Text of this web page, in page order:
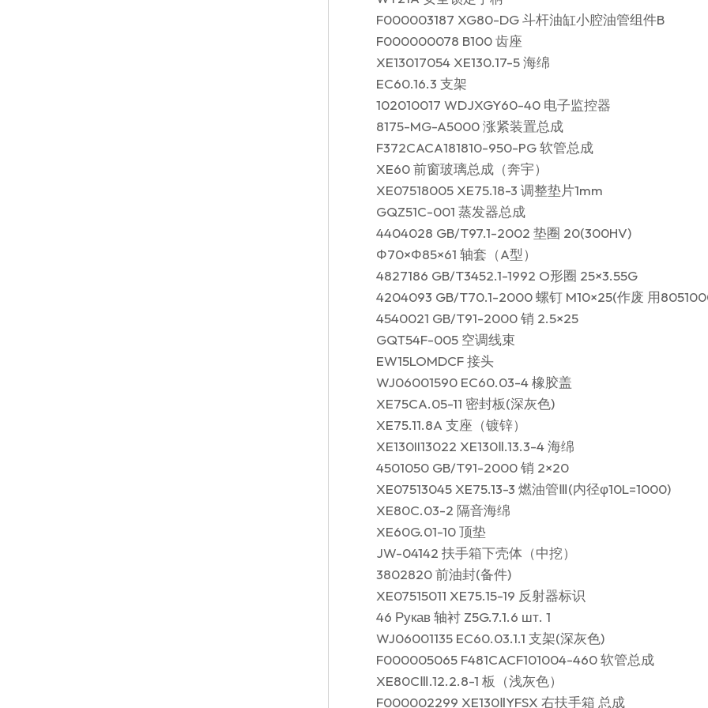
F000003187 XG80-DG 斗杆油缸小腔油管组件B
F000000078 B100 齿座
XE13017054 XE130.17-5 海绵
EC60.16.3 支架
102010017 WDJXGY60-40 电子监控器
8175-MG-A5000 涨紧装置总成
F372CACA181810-950-PG 软管总成
XE60 前窗玻璃总成（奔宇）
XE07518005 XE75.18-3 调整垫片1mm
GQZ51C-001 蒸发器总成
4404028 GB/T97.1-2002 垫圈 20(300HV)
Φ70×Φ85×61 轴套（A型）
4827186 GB/T3452.1-1992 O形圈 25×3.55G
4204093 GB/T70.1-2000 螺钉 M10×25(作废 用
4540021 GB/T91-2000 销 2.5×25
GQT54F-005 空调线束
EW15LOMDCF 接头
WJ06001590 EC60.03-4 橡胶盖
XE75CA.05-11 密封板(深灰色)
XE75.11.8A 支座（镀锌）
XE130II13022 XE130Ⅱ.13.3-4 海绵
4501050 GB/T91-2000 销 2×20
XE07513045 XE75.13-3 燃油管Ⅲ(内径φ10L=1000)
XE80C.03-2 隔音海绵
XE60G.01-10 顶垫
JW-04142 扶手箱下壳体（中挖）
3802820 前油封(备件)
XE07515011 XE75.15-19 反射器标识
46 Рукав 轴衬 Z5G.7.1.6 шт. 1
WJ06001135 EC60.03.1.1 支架(深灰色)
F000005065 F481CACF101004-460 软管总成
XE80CⅢ.12.2.8-1 板（浅灰色）
F000002299 XE130ⅡYFSX 右扶手箱 总成